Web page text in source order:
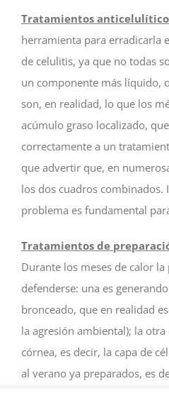
Tratamientos
herramienta para erradicarla
de celulitis, ya que no todas
un componente más líquido,
son, en realidad, lo que los
acúmulo graso localizado,
correctamente a un
que advertir que, en
los dos cuadros combinados.
problema es fundamental
Tratamientos de
Durante los meses de calor
defenderse: una es
bronceado, que en realidad
la agresión ambiental); la otra
córnea, es decir, la capa de
al verano ya preparados, es